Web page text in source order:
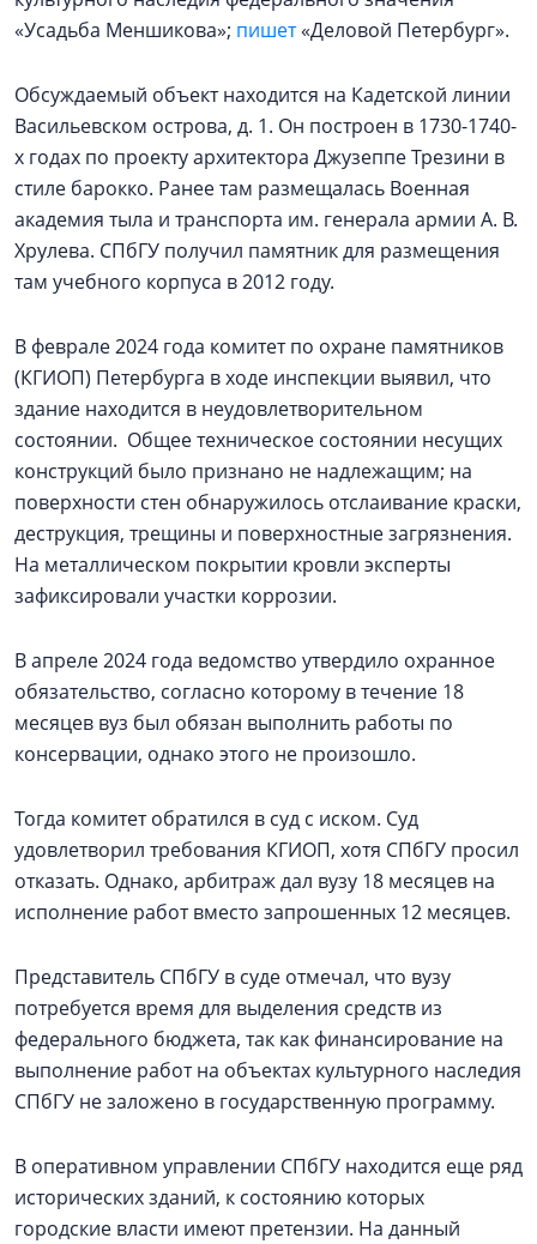
«Усадьба Меншикова»; пишет«Деловой Петербург».
Обсуждаемый объект находится на Кадетской линии
Васильевском острова, д. 1. Он построен в 1730-1740-
х годах по проекту архитектора Джузеппе Трезини в
стиле барокко. Ранее там размещалась Военная
академия тыла и транспорта им. генерала армии А. В.
Хрулева. СПбГУ получил памятник для размещения
там учебного корпуса в 2012 году.
В феврале 2024 года комитет по охране памятников
(КГИОП) Петербурга в ходе инспекции выявил, что
здание находится в неудовлетворительном
состоянии. Общее техническое состоянии несущих
конструкций было признано не надлежащим; на
поверхности стен обнаружилось отслаивание краски,
деструкция, трещины и поверхностные загрязнения.
На металлическом покрытии кровли эксперты
зафиксировали участки коррозии.
В апреле 2024 года ведомство утвердило охранное
обязательство, согласно которому в течение 18
месяцев вуз был обязан выполнить работы по
консервации, однако этого не произошло.
Тогда комитет обратился в суд с иском. Суд
удовлетворил требования КГИОП, хотя СПбГУ просил
отказать. Однако, арбитраж дал вузу 18 месяцев на
исполнение работ вместо запрошенных 12 месяцев.
Представитель СПбГУ в суде отмечал, что вузу
потребуется время для выделения средств из
федерального бюджета, так как финансирование на
выполнение работ на объектах культурного наследия
СПбГУ не заложено в государственную программу.
В оперативном управлении СПбГУ находится еще ряд
исторических зданий, к состоянию которых
городские власти имеют претензии. На данный